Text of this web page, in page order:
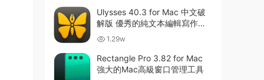
Ulysses 40.3 for Mac 中文破
解版 優秀的純文本編輯寫作軟
件 1.29w
Rectangle Pro 3.82 for Mac
強大的Mac高級窗口管理工具